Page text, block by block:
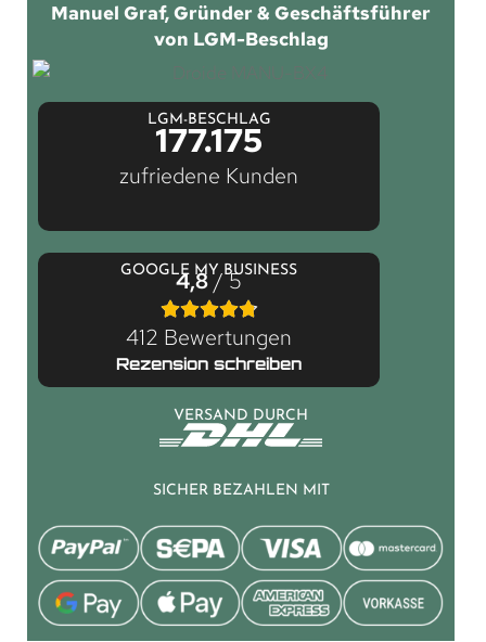
Manuel Graf, Gründer & Geschäftsführer
von LGM-Beschlag
LGM-BESCHLAG
177.175
zufriedene Kunden
GOOGLE MY BUSINESS
4,8/ 5
412 Bewertungen
Rezension schreiben
VERSAND DURCH
SICHER BEZAHLEN MIT